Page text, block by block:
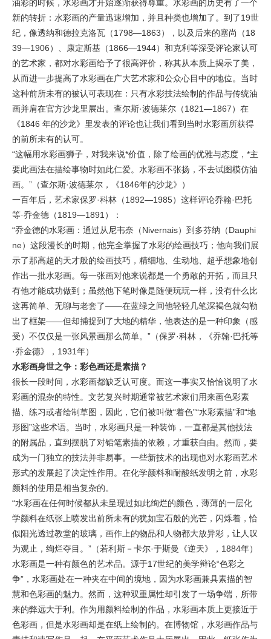
油彩的时候，水彩画才开始逐渐获得尊重。水彩画的历史有了一个
新的转折：水彩画的产量迅速增加，并且种类也增加了。到了19世
纪，像透纳和德拉克洛瓦（1798—1863），以及后来的塞尚（18
39—1906）、康定斯基（1866—1944）和克利等深受评论家认可
的艺术家，都对水彩画给予了很高评价，称其从本质上揭示了美，
从而进一步提高了水彩画在广大艺术家和公众心目中的地位。当时
这种前所未有的被认可表现在：只有水彩技法绘制的作品与传统油
画并肩在官方沙龙里展出。查尔斯·波德莱尔（1821—1867）在
《1846 年的沙龙》里发表的评论也让我们看到当时水彩画所获得
的前所未有的认可。
“这幅用水彩画狮子，对我来说*价值，除了绘画的优雅与态度，*主
要此画法在描绘事物时如此仁爱。水彩画不张扬，不去试图模仿油
画。”（查尔斯·波德莱尔，《1846年的沙龙》）
一百年后，艺术家保罗·科林（1892—1985）这样评论乔翰·巴托
等·乔金德（1819—1891）：
“乔金德的水彩画：通过从尼韦奈（Nivernais）到多芬纳（Dauphi
ne）这段漫长的时期，他完全掌握了水彩的绘画技巧；他向我们展
示了那高超的天才般的绘画技巧，精细地、生动地、超乎想象地创
作出一批水彩画。每一张画对他来说都是一个勇敢的开拓，而且只
有他才能成功做到；虽然他下笔时像是随便玩玩一样，没有什么比
这再简单、无聊与老套了——在蓝绿之间他轻轻几笔深褐色就勾勒
出了框架——但却捕捉到了大地的精华，他表达的是一种印象（感
受）不仅仅是一张风景画那么简单。”（保罗·科林，《乔翰·巴托等
·乔金德》，1931年）
水彩画身世之争：彩色画还是素描？
很长一段时间，水彩画都缺乏认可度。而这一事实又恰恰说明了水
彩画的混杂的特性。文艺复兴时期通常被艺术家们用来画色彩素
描、练习或者绘制草图，因此，它们被叫做“着色”“水彩素描”和“地
形图”这些术语。当时，水彩画只是一种装饰，一直都是其他技法
的附属品，直到摆脱了对铅笔素描的依赖，才重获自由。然而，要
成为一门独立的技法并非易事。一些新技术的出现也对水彩画艺术
形式的发展起了决定性作用。在化学颜料和耐酸纸发明之前，水彩
颜料的使用是相当复杂的。
“水彩画在任何时候都从未呈现过如此绚烂的颜色，薄薄的一层化
学颜料在纸张上喷发出前所未有的犹如宝石般的光芒，闪烁着，恰
似阳光透过教堂的玻璃，画作上的物品和人物都大放异彩，让人叹
为观止，绚烂夺目。”（若利斯－卡尔·于斯曼《逆天》，1884年）
水彩画是一种有颜色的艺术品。源于17世纪的美学辩论“色彩之
争”，水彩画处在一种夹在中间的境地，因为水彩画兼具素描的智
慧和色彩画的魅力。然而，这种双重属性却引发了一场争端，所带
来的弊远大于利。作为用颜料绘制的作品，水彩画本质上更接近于
色彩画，但是水彩画却是在纸上绘制的。在博物馆，水彩画作品与